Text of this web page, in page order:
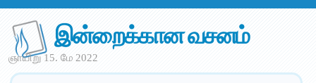
இன்றைக்கான வசனம்
ஞாயிறு 15. மே 2022